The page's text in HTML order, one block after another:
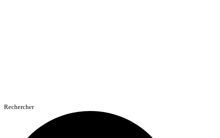
Rechercher